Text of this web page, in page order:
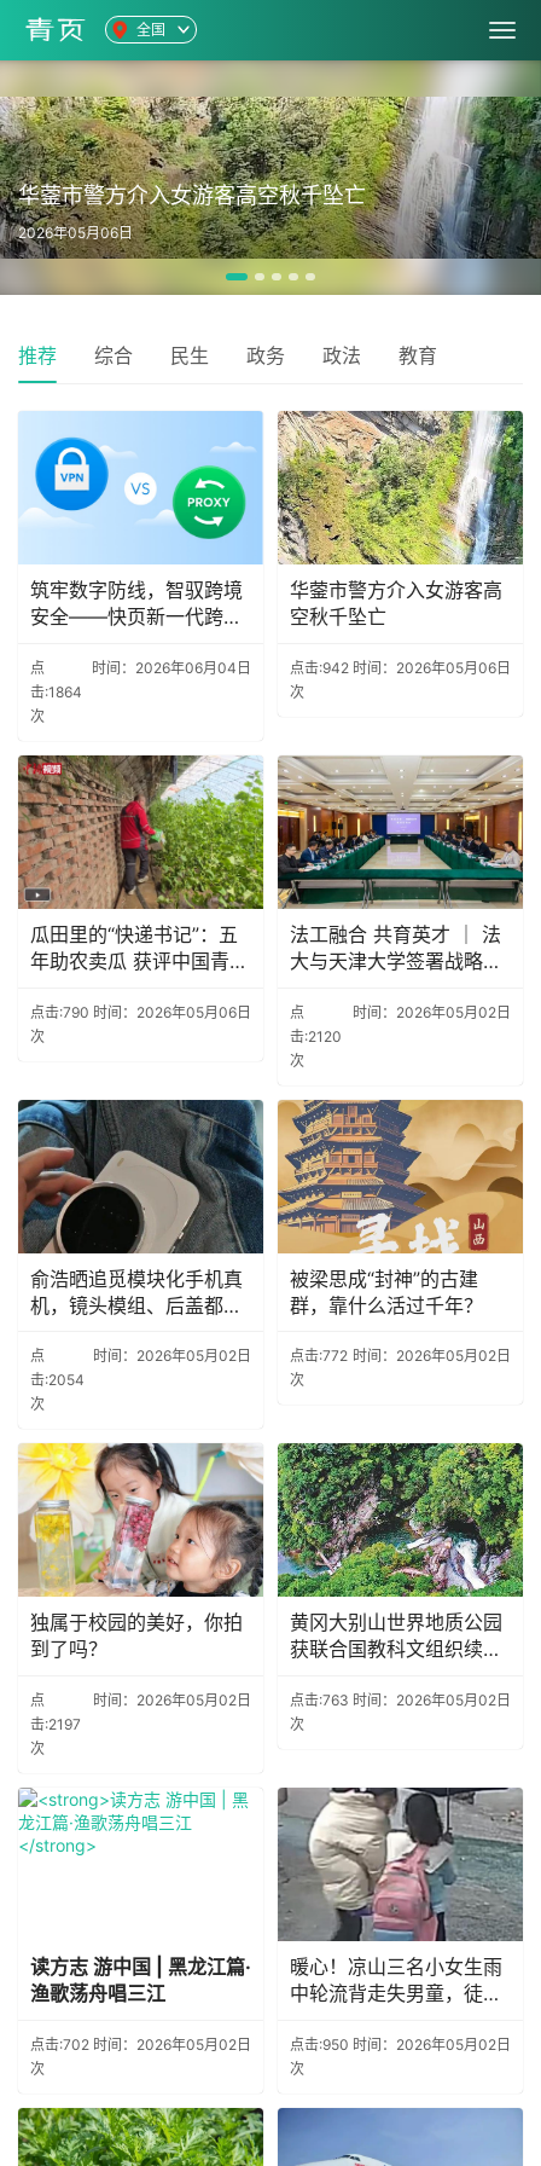
全国
华蓥市警方介入女游客高空秋千坠亡
2026年05月06日
推荐 综合 民生 政务 政法 教育
筑牢数字防线，智驭跨境
安全——快页新一代跨境
点
击:1864
次
时间：2026年06月04日
华蓥市警方介入女游客高
空秋千坠亡
点击:942
次
时间：2026年05月06日
瓜田里的“快递书记”：五
年助农卖瓜 获评中国青年
点击:790
次
时间：2026年05月06日
法工融合 共育英才 ｜ 法
大与天津大学签署战略合
点
击:2120
次
时间：2026年05月02日
俞浩晒追觅模块化手机真
机，镜头模组、后盖都能
点
击:2054
次
时间：2026年05月02日
被梁思成“封神”的古建
群，靠什么活过千年？
点击:772
次
时间：2026年05月02日
独属于校园的美好，你拍
到了吗？
点
击:2197
次
时间：2026年05月02日
黄冈大别山世界地质公园
获联合国教科文组织续牌
点击:763
次
时间：2026年05月02日
读方志 游中国 | 黑龙江篇·
渔歌荡舟唱三江
点击:702
次
时间：2026年05月02日
暖心！凉山三名小女生雨
中轮流背走失男童，徒步
家人已找到
点击:950
次
时间：2026年05月02日